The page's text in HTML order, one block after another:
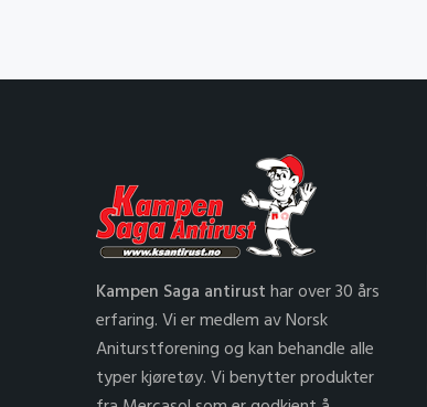
Kampen Saga antirusthar over 30 års
erfaring. Vi er medlem av Norsk
Aniturstforening og kan behandle alle
typer kjøretøy. Vi benytter produkter